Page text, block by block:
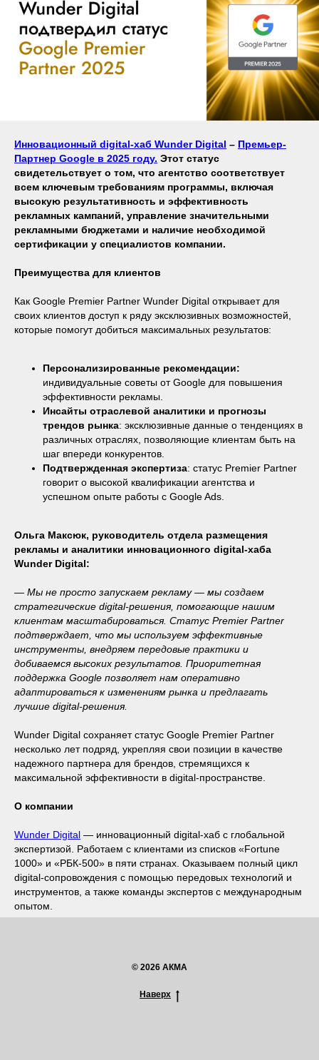
Инновационный digital-хаб Wunder Digital – Премьер-
Партнер Google в 2025 году. Этот статус
свидетельствует о том, что агентство соответствует
всем ключевым требованиям программы, включая
высокую результативность и эффективность
рекламных кампаний, управление значительными
рекламными бюджетами и наличие необходимой
сертификации у специалистов компании.
Преимущества для клиентов
Как Google Premier Partner Wunder Digital открывает для
своих клиентов доступ к ряду эксклюзивных возможностей,
которые помогут добиться максимальных результатов:
Персонализированные рекомендации:
индивидуальные советы от Google для повышения
эффективности рекламы.
Инсайты отраслевой аналитики и прогнозы
трендов рынка: эксклюзивные данные о тенденциях в
различных отраслях, позволяющие клиентам быть на
шаг впереди конкурентов.
Подтвержденная экспертиза: статус Premier Partner
говорит о высокой квалификации агентства и
успешном опыте работы с Google Ads.
Ольга Максюк, руководитель отдела размещения
рекламы и аналитики инновационного digital-хаба
Wunder Digital:
— Мы не просто запускаем рекламу — мы создаем
стратегические digital-решения, помогающие нашим
клиентам масштабироваться. Статус Premier Partner
подтверждает, что мы используем эффективные
инструменты, внедряем передовые практики и
добиваемся высоких результатов. Приоритетная
поддержка Google позволяет нам оперативно
адаптироваться к изменениям рынка и предлагать
лучшие digital-решения.
Wunder Digital сохраняет статус Google Premier Partner
несколько лет подряд, укрепляя свои позиции в качестве
надежного партнера для брендов, стремящихся к
максимальной эффективности в digital-пространстве.
О компании
Wunder Digital — инновационный digital-хаб с глобальной
экспертизой. Работаем с клиентами из списков «Fortune
1000» и «РБК-500» в пяти странах. Оказываем полный цикл
digital-сопровождения с помощью передовых технологий и
инструментов, а также команды экспертов с международным
опытом.
© 2026 АКМА
Наверх